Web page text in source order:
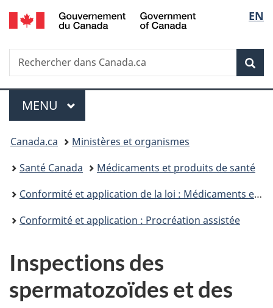
Passer
au
principal
Passer
à
Au
du
Passer
à
version
simplifiée
de
la
EN
Recherche
Rechercher
dans
Menu
MENU PRINCIPAL
Vous
êtes
ici :
Canada.ca
Ministères et organismes
Santé Canada
Médicaments et produits de santé
Conformité et application de la loi : Médicaments et produits de santé
Conformité et application : Procréation assistée
Inspections des
spermatozoïdes et des